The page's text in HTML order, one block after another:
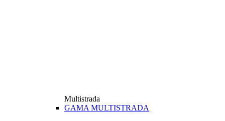
Multistrada
GAMA MULTISTRADA